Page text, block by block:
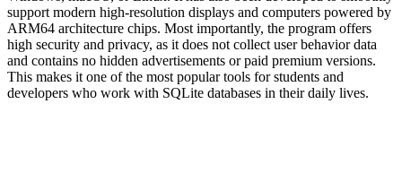
support modern high-resolution displays and computers powered by
ARM64 architecture chips. Most importantly, the program offers
high security and privacy, as it does not collect user behavior data
and contains no hidden advertisements or paid premium versions.
This makes it one of the most popular tools for students and
developers who work with SQLite databases in their daily lives.